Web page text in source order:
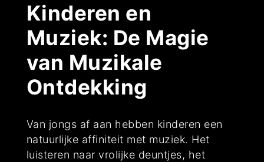
Kinderen en
Muziek: De Magie
van Muzikale
Ontdekking
Van jongs af aan hebben kinderen een
natuurlijke affiniteit met muziek. Het
luisteren naar vrolijke deuntjes, het